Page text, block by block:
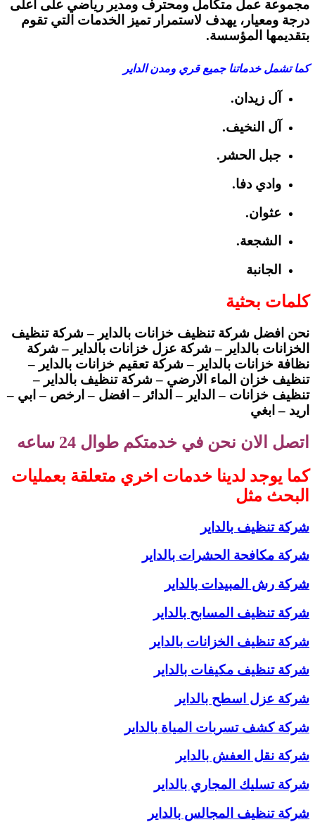
مجموعة عمل متكامل ومحترف ومدير رياضي على أعلى
درجة ومعيار، يهدف لاستمرار تميز الخدمات التي تقوم
بتقديمها المؤسسة.
كما تشمل خدماتنا جميع قري ومدن الداير
آل زيدان.
آل النخيف.
جبل الحشر.
وادي دفا.
عثوان.
الشجعة.
الجانبة
كلمات بحثية
نحن افضل شركة تنظيف خزانات بالداير – شركة تنظيف
الخزانات بالداير – شركة عزل خزانات بالداير – شركة
نظافة خزانات بالداير – شركة تعقيم خزانات بالداير –
تنظيف خزان الماء الارضي – شركة تنظيف بالداير –
تنظيف خزانات – الداير – الدائر – افضل – ارخص – ابي –
اريد – ابغي
اتصل الان نحن في خدمتكم طوال 24 ساعه
كما يوجد لدينا خدمات اخري متعلقة بعمليات
البحث مثل
شركة تنظيف بالداير
شركة مكافحة الحشرات بالداير
شركة رش المبيدات بالداير
شركة تنظيف المسابح بالداير
شركة تنظيف الخزانات بالداير
شركة تنظيف مكيفات بالداير
شركة عزل اسطح بالداير
شركة كشف تسربات المياة بالداير
شركة نقل العفش بالداير
شركة تسليك المجاري بالداير
شركة تنظيف المجالس بالداير